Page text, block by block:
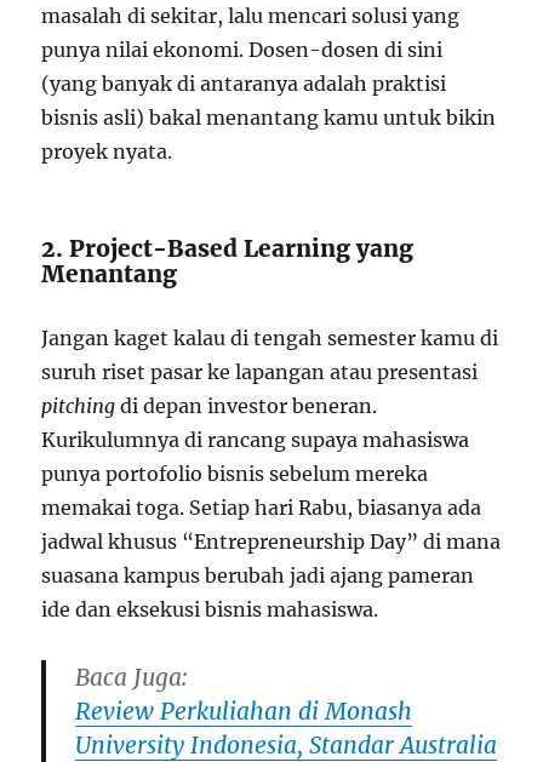
masalah di sekitar, lalu mencari solusi yang
punya nilai ekonomi. Dosen-dosen di sini
(yang banyak di antaranya adalah praktisi
bisnis asli) bakal menantang kamu untuk bikin
proyek nyata.
2. Project-Based Learning yang
Menantang
Jangan kaget kalau di tengah semester kamu di
suruh riset pasar ke lapangan atau presentasi
pitching di depan investor beneran.
Kurikulumnya di rancang supaya mahasiswa
punya portofolio bisnis sebelum mereka
memakai toga. Setiap hari Rabu, biasanya ada
jadwal khusus “Entrepreneurship Day” di mana
suasana kampus berubah jadi ajang pameran
ide dan eksekusi bisnis mahasiswa.
Baca Juga:
Review Perkuliahan di Monash
University Indonesia, Standar Australia